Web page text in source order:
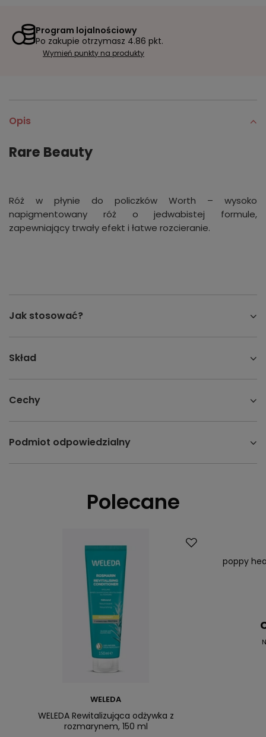
Program lojalnościowy
Po zakupie otrzymasz 4.86 pkt.
Wymień punkty na produkty
Opis
Rare Beauty
Róż w płynie do policzków Worth – wysoko
napigmentowany róż o jedwabistej formule,
zapewniający trwały efekt i łatwe rozcieranie.
Jak stosować?
Skład
Cechy
Podmiot odpowiedzialny
Polecane
WELEDA
WELEDA Rewitalizująca odżywka z
rozmarynem, 150 ml
poppy